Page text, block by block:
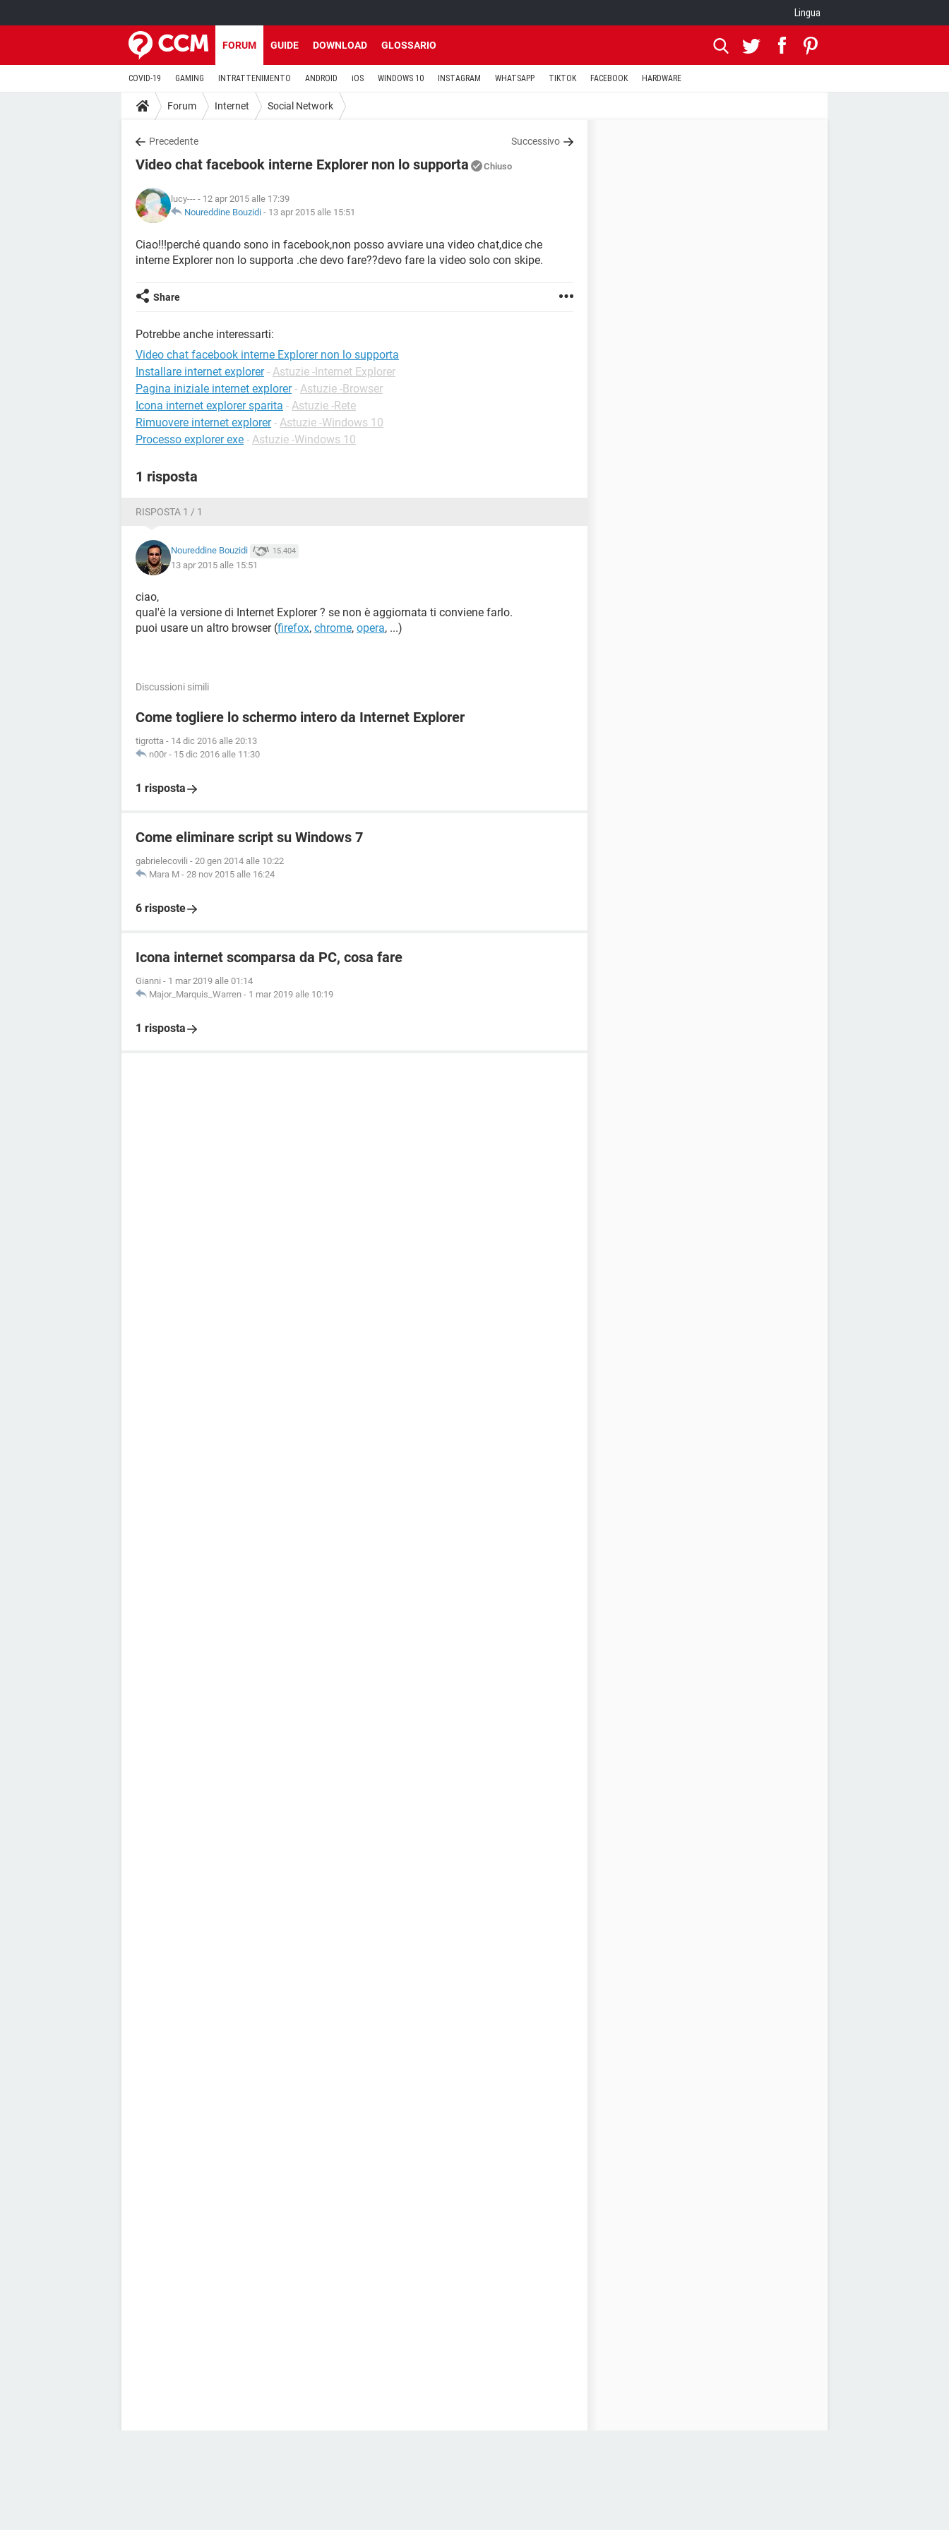
Lingua
FORUM GUIDE DOWNLOAD GLOSSARIO
COVID-19 GAMING INTRATTENIMENTO ANDROID iOS WINDOWS 10 INSTAGRAM WHATSAPP TIKTOK FACEBOOK HARDWARE
Forum Internet Social Network
Precedente Successivo
Video chat facebook interne Explorer non lo supporta Chiuso
lucy--- - 12 apr 2015 alle 17:39
Noureddine Bouzidi - 13 apr 2015 alle 15:51
Ciao!!!perché quando sono in facebook,non posso avviare una video chat,dice che
interne Explorer non lo supporta .che devo fare??devo fare la video solo con skipe.
Share
Potrebbe anche interessarti:
Video chat facebook interne Explorer non lo supporta
Installare internet explorer - Astuzie -Internet Explorer
Pagina iniziale internet explorer - Astuzie -Browser
Icona internet explorer sparita - Astuzie -Rete
Rimuovere internet explorer - Astuzie -Windows 10
Processo explorer exe - Astuzie -Windows 10
1 risposta
RISPOSTA 1 / 1
Noureddine Bouzidi 15.404
13 apr 2015 alle 15:51
ciao,
qual'è la versione di Internet Explorer ? se non è aggiornata ti conviene farlo.
puoi usare un altro browser (firefox, chrome, opera, ...)
Discussioni simili
Come togliere lo schermo intero da Internet Explorer
tigrotta - 14 dic 2016 alle 20:13
n00r - 15 dic 2016 alle 11:30
1 risposta
Come eliminare script su Windows 7
gabrielecovili - 20 gen 2014 alle 10:22
Mara M - 28 nov 2015 alle 16:24
6 risposte
Icona internet scomparsa da PC, cosa fare
Gianni - 1 mar 2019 alle 01:14
Major_Marquis_Warren - 1 mar 2019 alle 10:19
1 risposta